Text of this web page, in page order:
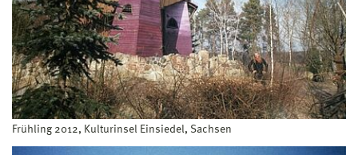
Frühling 2012, Kulturinsel Einsiedel, Sachsen